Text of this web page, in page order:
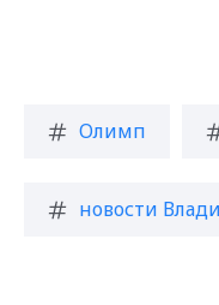
Олимп
новости